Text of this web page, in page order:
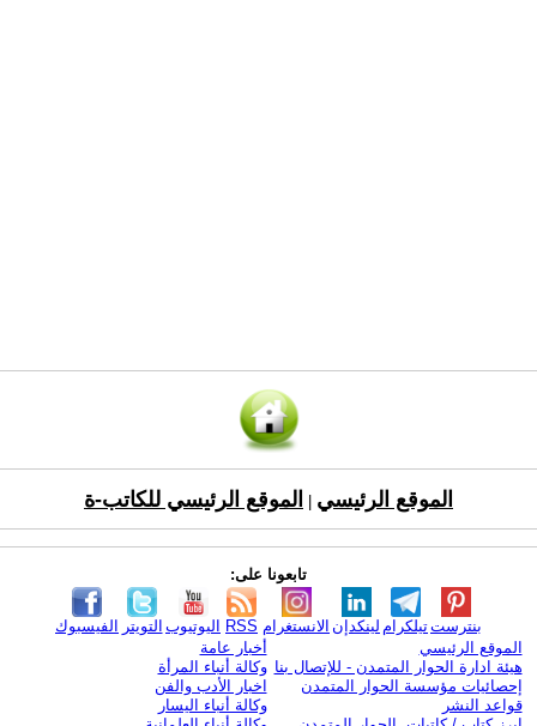
الموقع الرئيسي الموقع الرئيسي للكاتب-ة
تابعونا على:
الفيسبوك التويتر اليوتيوب RSS الانستغرام لينكدإن تيلكرامبنترست
الموقع الرئيسي
هيئة ادارة الحوار المتمدن - للإتصال بنا
إحصائيات مؤسسة الحوار المتمدن
قواعد النشر
أخبار عامة
وكالة أنباء المرأة
اخبار الأدب والفن
وكالة أنباء اليسار